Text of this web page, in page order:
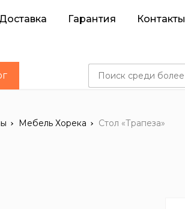
Доставка Гарантия
Контакты
Мебель Хорека Стол «Трапеза»